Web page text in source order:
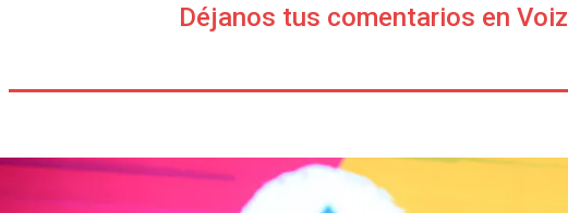
Déjanos tus comentarios en Voiz